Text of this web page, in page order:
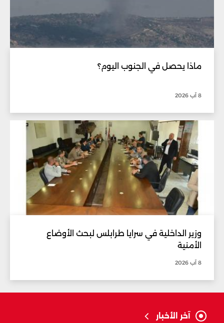
ماذا يحصل في الجنوب اليوم؟
8 آب 2026
وزير الداخلية في سرايا طرابلس لبحث الأوضاع
الأمنية
8 آب 2026
آخر الأخبار